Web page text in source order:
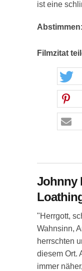
ist eine
Abstimmen:
Filmzitat
Johnny
"Herrgott,
Wahnsinn,
herrschten
diesem Ort.
immer